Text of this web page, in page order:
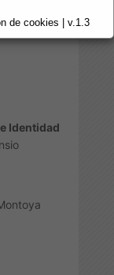
de cookies | v.1.3
Identidad